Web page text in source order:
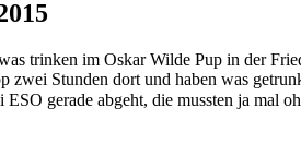
trinken im Oskar Wilde Pup in der
zwei Stunden dort und haben was
gerade abgeht, die mussten ja mal